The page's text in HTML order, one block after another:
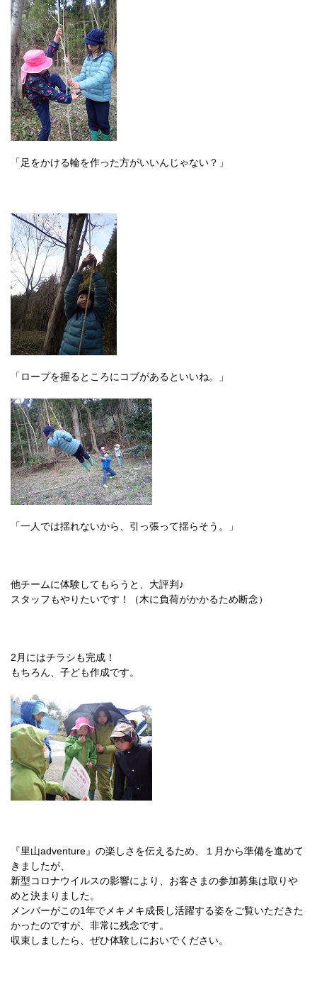
「足をかける輪を作った方がいいんじゃない？」
「ロープを握るところにコブがあるといいね。」
「一人では揺れないから、引っ張って揺らそう。」
他チームに体験してもらうと、大評判♪
スタッフもやりたいです！（木に負荷がかかるため断念）
2月にはチラシも完成！
もちろん、子ども作成です。
『里山adventure』の楽しさを伝えるため、１月から準備を進めて
きましたが、
新型コロナウイルスの影響により、お客さまの参加募集は取りや
めと決まりました。
メンバーがこの1年でメキメキ成長し活躍する姿をご覧いただきた
かったのですが、非常に残念です。
収束しましたら、ぜひ体験しにおいでください。